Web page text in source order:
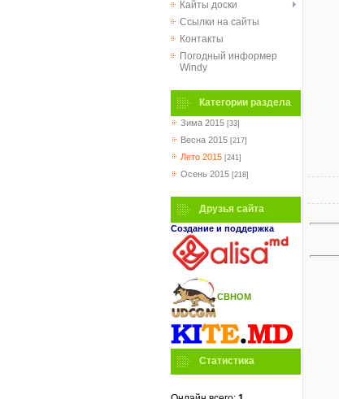
Кайты доски
Ссылки на сайты
Контакты
Погодный информер
Windy
Категории раздела
Зима 2015 [33]
Весна 2015 [217]
Лето 2015 [241]
Осень 2015 [218]
Друзья сайта
Создание и поддержка
СВНОМ
Статистика